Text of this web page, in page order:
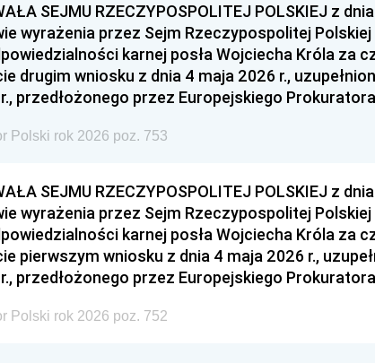
SEJMU RZECZYPOSPOLITEJ POLSKIEJ z
wyrażenia przez Sejm Rzeczypospolitej
karnej posła Wojciecha Króla za
drugim wniosku z dnia 4 maja 2026 r.,
przedłożonego przez Europejskiego
Polski rok 2026 poz. 753
SEJMU RZECZYPOSPOLITEJ POLSKIEJ z
wyrażenia przez Sejm Rzeczypospolitej
karnej posła Wojciecha Króla za
pierwszym wniosku z dnia 4 maja 2026 r.,
przedłożonego przez Europejskiego
Polski rok 2026 poz. 752